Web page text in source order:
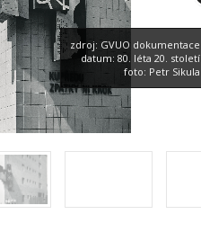
zdroj: GVUO dokumentace
datum: 80. léta 20. století
foto: Petr Sikula